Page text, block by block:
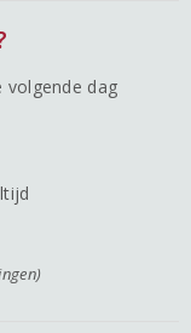
volgende dag